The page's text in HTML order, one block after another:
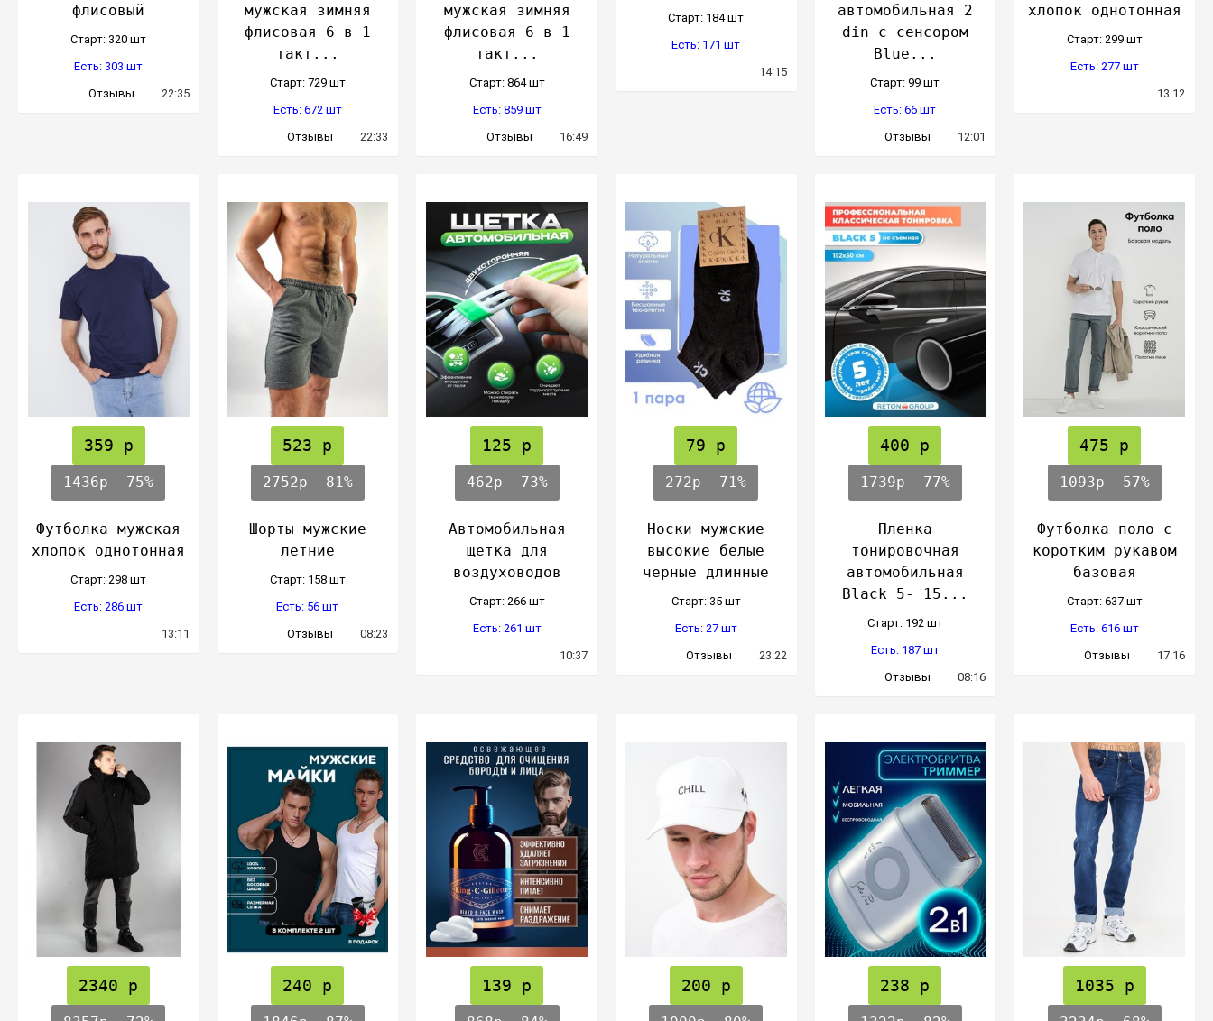
флисовый
Cтарт: 320 шт
Есть: 303 шт
Отзывы
22:35
мужская зимняя
флисовая 6 в 1
такт...
Cтарт: 729 шт
Есть: 672 шт
Отзывы
22:33
мужская зимняя
флисовая 6 в 1
такт...
Cтарт: 864 шт
Есть: 859 шт
Отзывы
16:49
Cтарт: 184 шт
Есть: 171 шт
14:15
автомобильная 2
din с сенсором
Blue...
Cтарт: 99 шт
Есть: 66 шт
Отзывы
12:01
хлопок однотонная
Cтарт: 299 шт
Есть: 277 шт
13:12
359 р
1436р-75%
Футболка мужская
хлопок однотонная
Cтарт: 298 шт
Есть: 286 шт
13:11
523 р
2752р-81%
Шорты мужские
летние
Cтарт: 158 шт
Есть: 56 шт
Отзывы
08:23
125 р
462р-73%
Автомобильная
щетка для
воздуховодов
Cтарт: 266 шт
Есть: 261 шт
10:37
79 р
272р-71%
Носки мужские
высокие белые
черные длинные
Cтарт: 35 шт
Есть: 27 шт
Отзывы
23:22
400 р
1739р-77%
Пленка
тонировочная
автомобильная
Вlack 5- 15...
Cтарт: 192 шт
Есть: 187 шт
Отзывы
08:16
475 р
1093р-57%
Футболка поло с
коротким рукавом
базовая
Cтарт: 637 шт
Есть: 616 шт
Отзывы
17:16
2340 р 240 р 139 р 200 р 238 р 1035 р